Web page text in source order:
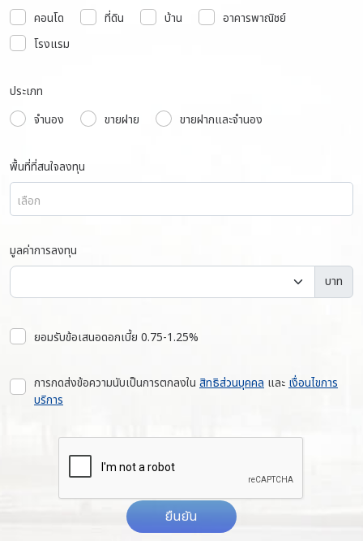
คอนโด
ที่ดิน บ้าน
อาคารพาณิชย์
โรงแรม
ประเภท
จำนอง
ขายฝาย ขายฝากและจำนอง
พื้นที่ที่สนใจลงทุน
เลือก
มูลค่าการลงทุน
บาท
ยอมรับข้อเสนอดอกเบี้ย 0.75-1.25%
การกดส่งข้อความนับเป็นการตกลงใน สิทธิส่วนบุคคล และ เงื่อนไขการ
บริการ
ยืนยัน